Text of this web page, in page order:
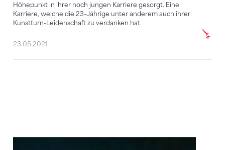
Höhepunkt in ihrer noch jungen Karriere gesorgt. Eine
Karriere, welche die 23-Jährige unter anderem auch ihrer
Kunstturn-Leidenschaft zu verdanken hat.
23.05.2021